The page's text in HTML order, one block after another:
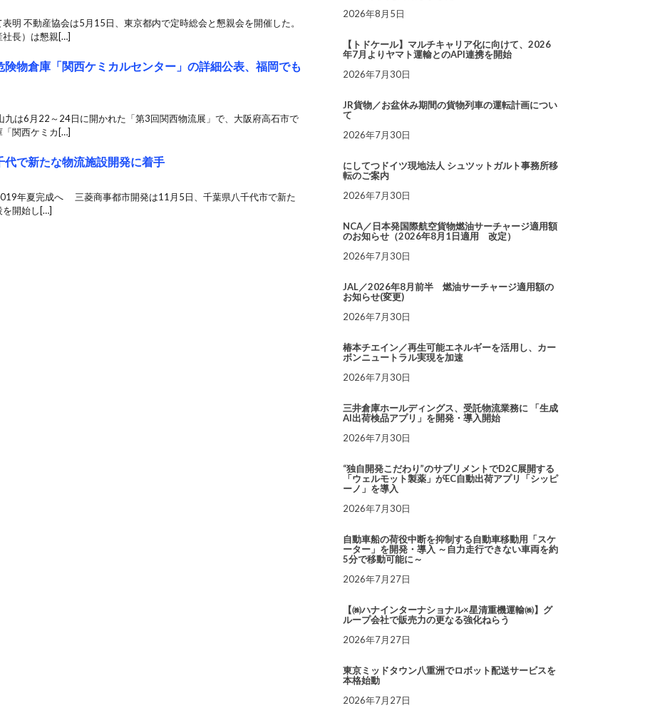
明 不動産協会は5月15日、東京都内で定時総会と懇親会を開催した。
社長）は懇親[…]
険物倉庫「関西ケミカルセンター」の詳細公表、福岡でも
九は6月22～24日に開かれた「第3回関西物流展」で、大阪府高石市で
関西ケミカ[…]
で新たな物流施設開発に着手
年夏完成へ 三菱商事都市開発は11月5日、千葉県八千代市で新た
を開始し[…]
2026年8月5日
【トドケール】マルチキャリア化に向けて、2026
年7月よりヤマト運輸とのAPI連携を開始
2026年7月30日
JR貨物／お盆休み期間の貨物列車の運転計画につい
て
2026年7月30日
にしてつドイツ現地法人 シュツットガルト事務所移
転のご案内
2026年7月30日
NCA／日本発国際航空貨物燃油サーチャージ適用額
のお知らせ（2026年8月1日適用 改定）
2026年7月30日
JAL／2026年8月前半 燃油サーチャージ適用額の
お知らせ(変更)
2026年7月30日
椿本チエイン／再生可能エネルギーを活用し、カー
ボンニュートラル実現を加速
2026年7月30日
三井倉庫ホールディングス、受託物流業務に 「生成
AI出荷検品アプリ」を開発・導入開始
2026年7月30日
“独自開発こだわり”のサプリメントでD2C展開する
「ウェルモット製薬」がEC自動出荷アプリ「シッピ
ーノ」を導入
2026年7月30日
自動車船の荷役中断を抑制する自動車移動用「スケ
ーター」を開発・導入 ～自力走行できない車両を約
5分で移動可能に～
2026年7月27日
【㈱ハナインターナショナル×星清重機運輸㈱】グ
ループ会社で販売力の更なる強化ねらう
2026年7月27日
東京ミッドタウン八重洲でロボット配送サービスを
本格始動
2026年7月27日